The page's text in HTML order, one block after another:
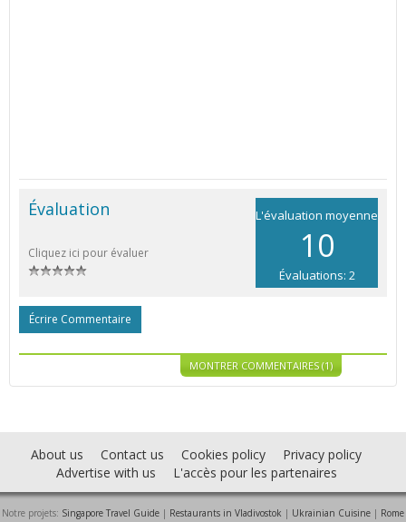
L'évaluation moyenne
10
Évaluations: 2
Évaluation
Cliquez ici pour évaluer
Écrire Commentaire
MONTRER COMMENTAIRES (1)
About us Contact us Cookies policy
Privacy policy
Advertise with us
L'accès pour les partenaires
Notre projets: Singapore Travel Guide | Restaurants in Vladivostok | Ukrainian Cuisine | Rome